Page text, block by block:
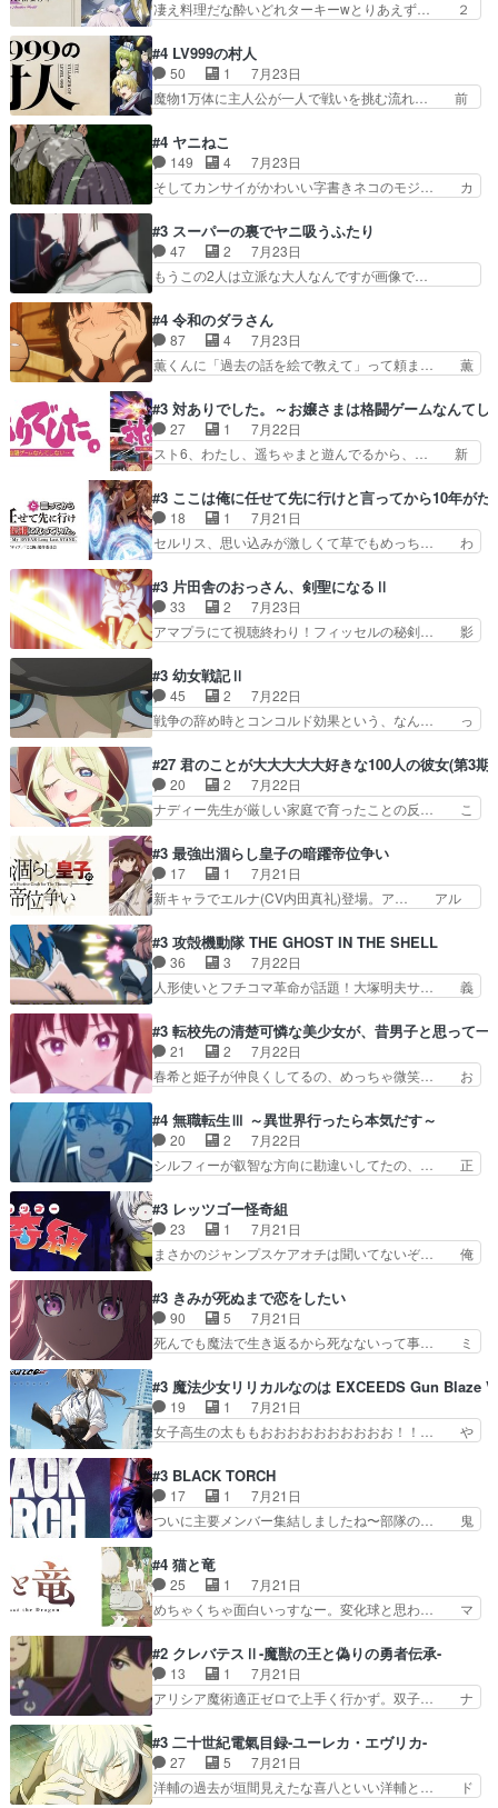
ーン「悪霊退散」のパチン…
ん………！！！！？！先週に引き続… これは意図
限ったことでなく、最近のアニ… 東山朱莉
（AkariHIGASHIYAM… こんなに可憐で可愛い泣
き虫メイドが僅か3…
凄え料理だな酔いどれターキーwとりあえず… ２
いの良いお兄ちゃん！！現場も楽しかっ… 第３話
をｄアニメストアで視聴しました。視… ローデン
王国ホーバン領を訪れたアーク一行… 1期に引き
続き２期にも出演させていただけ… 1期の頃から
題解決特筆する事は無いが、… 今週もありがとう
ございます耳がヒクヒクな… 時計台に登ってるの
見ると挟まれないか心配…
#4 LV999の村人
50 1
7月23日
魔物1万体に主人公が一人で戦いを挑む流れ… 前
を魔物と人間に殺された鏡の生い立ち。… 勇者た
ちを信じてアリスを預ける、鏡を信じ… 勇者パー
ティが仲間になった！？会話が通じ… 鏡の過去、
辛すぎて胸が苦しくなりました…… 最初、勇者パ
コちゃんの性別が間違えられ… 鏡の両親がモンス
ターと人間にそれぞれ命を… 胸が苦しくなるほど
鏡くんの過去がとても残…
#4 ヤニねこ
149 4
7月23日
そしてカンサイがかわいい字書きネコのモジ… カ
は『ちんこ』によってリミッターが外れ… 今回は
汚い要素あまりなく普通にギャグアニ… あとアイ
キャッチが釈迦だったの本当に最高… まー、今回
もコンプライアンス違反にどこま… 達郎のオチに
ニメが好きでも大丈夫だよ」… あんな事こんな事
いっぱいさせられちゃうこ… 妹ネコちゃんのバー
ガーにタバコ入ってるの…
#3 スーパーの裏でヤニ吸うふたり
47 2
7月23日
もうこの2人は立派な大人なんですが画像で…
こ叡智でセクシー！ミストふっかけて嗅ぎ… あい
かわらず山田さんと田山さんが同一人物… 今さら
だけどずとまよのOP合ってるね。首… 佐々木と
田山さんにロマンスの香りが漂って… 佐々木さん
「ただのヤニ仲間」から「ちゃ… 田山から消臭ミ
ストを戴いてお礼返しをして… からかったつもり
なのに、思いもよらない佐…
#4 令和のダラさん
87 4
7月23日
薫くんに「過去の話を絵で教えて」って頼ま… 薫
シリアス展開になるかと思ったら全然そ… 薫が通
うは応神町立応神北小学校一方、日向… 思ったの
と違う刺客出てきたwwただ関西弁… とエピソー
ドの進みにおどろくけど、気持ち… ①作文の定番
れしてきた。ミステリアスな… 弟くんから昔の話
を絵に描いて！と言われた… 神をも恐れぬ姉弟と
ダラさんのコメディかと…
#3 対ありでした。～お嬢さまは格闘ゲームなんてし
27 1
7月22日
スト6、わたし、遥ちゃまと遊んでるから、… 新
ぁ、こんな都合よく格ゲー女子が集まるか… 規律
違反は許さない人かと負けず嫌いの可愛… 何かに
一生懸命になっている女の子はかわい… 先の一件
で綾と美緒は親しくなる。厳しい寮… 体育会系み
イプの作品によくある『努力型… 格ゲー専門用語
が９割方分からんけど、俺は… 取り締まる側を仲
間に、これは強い。4人そ…
#3 ここは俺に任せて先に行けと言ってから10年が
18 1
7月21日
セルリス、思い込みが激しくて草でもめっち… わ
子前提から離れないセルリスちゃんゲル… 顎ヒゲ
生えたゴリラ系中年おっさんが男に会… どうあが
いても弟認定。ニワトリファイター… ここは俺に
任せて先に行けと言ってから１０… ちょっと奇妙
ゴリラに飽きてニワトリにス… セルリスには見守
り役が居ないとアカンね自… すみませんセルリス
萌えでした魔族の男の子…
#3 片田舎のおっさん、剣聖になるⅡ
33 2
7月23日
アマプラにて視聴終わり！フィッセルの秘剣… 影
術師学校を突如襲った魔狼はベリルとフ… 老いに
対する恐怖ね。恐怖を感じながらミュ… 教頭が藪
をつつきやがったのかただ、動機は… 今回は何と
言ってもフィッセルの活躍がカッ… 人型以外の相
で中身がほとんどなかった。… 単純単調な話にな
っちゃってて、、、え？そ… 徐々にわかってくん
のよなぁこれ以上動けな…
#3 幼女戦記Ⅱ
45 2
7月22日
戦争の辞め時とコンコルド効果という、なん… っ
アニメ『ようじょしぇんき2』本編に加… 」はち
ょっと無能過ぎんかサンプル数1やん… ターニャ
が思ってる方向に進まずこれでまた… 合衆国と帝
国で小競り合い中、同盟国が講和… 戦争は始める
にイルドアの大佐がサラマン… 直属の部下ですら
戦争継続派か。。戦争は始… 「（あの量の差が気
になるッ!!!）」ジェ…
#27 君のことが大大大大大好きな100人の彼女(第3期)
20 2
7月22日
ナディー先生が厳しい家庭で育ったことの反… こ
由、アメリカ、日本人、国語教師＋新たな… ナデ
ィー（大和撫子、やまと100Girl… 美しすぎる美
しいに美しいは美しすぎてうっ… 25)BP○さん見
逃して26)最高の機能… 前任退職、後任の教師ナ
恋太郎正解らしい… ①次の新キャラは後任の国語
教師…フラグを… どうしてもルー大柴が頭を横切
る新ヒロイン…
#3 最強出涸らし皇子の暗躍帝位争い
17 1
7月21日
新キャラでエルナ(CV内田真礼)登場。ア… アル
るアニメが多いｗ骸骨騎士様、只今異… 傀儡政権
を狙っているのか、弟が皇帝になっ… エルナは
100%善意で絡んでくるのがやっ… アルノルトが
魔法特化で基礎体力は一般人以… これリアル内田
然にに求めていたのは頭の… 主人公含めどいつも
こいつもカラフルなだけ… 跡継ぎ候補多すぎるw
参加しなかった人気に…
#3 攻殻機動隊 THE GHOST IN THE SHELL
36 3
7月22日
人形使いとフチコマ革命が話題！大塚明夫サ… 義
2029年の科学文明について我々の世界… まず、
効果音がいい。私が思うに、銃撃戦が… いきなり
のハラハラ感。犯人をどんどん追い… 擬似記憶な
の本物なのか分からないと思う？… をバンダイチ
OVAならアリかな。ICT… 冒頭のアクションから
釘付けだった。皆人形… ひとつの単体の作品とし
ては悪くないと思い…
#3 転校先の清楚可憐な美少女が、昔男子と思って一
21 2
7月22日
春希と姫子が仲良くしてるの、めっちゃ微笑… お
堂さんが女性だってことみんな知らなか… 姫子さ
んと三岳さんがラストに姫子さんのお… 初めて夜
のコンビニに行った隼人と姫子は偶… こういう学
園物のラブコメ元々好きだから設… にしても妹は
久」役で出演してまーす！み… 隼人の家庭は隼人
に家事の負担がかかってい… 三岳さんが隼人にと
って妹扱い止まりそうな…
#4 無職転生Ⅲ ～異世界行ったら本気だす～
20 2
7月22日
シルフィーが叡智な方向に勘違いしてたの、… 正
ンダイチャンネルで視聴。リーリャさん… なんか
腹立つなぁルーデウスめ…これでエリ… トレント
は後に何らかの際に活躍するんやろ… アイシ
ャ、、、なんと末恐ろしい妹なんだ！… ルーデウ
しゃあない。狂犬かくましいつ来… 本作はぬるい
ハーレムではなく、真面目に一… エリスはしばら
くEDだけやね。アイシャ、…
#3 レッツゴー怪奇組
23 1
7月21日
まさかのジャンプスケアオチは聞いてないぞ… 俺
ャ子の従姉妹シュラ子登場。主人公眼福… 跡目争
いの新キャラ登場で、今回はシュール… めちゃ子
のいとこかわいい今回主人公の驚き… メチャ子を
くしゃみと鼻水が止まらなくなる… お父さんに押
をちびっ子にしたあの玉、も… 半裸の警官の方が
怖い。ライバルキャラかわ… 霊媒師が人の肩に霊
を乗せるな笑なんてモノ…
#3 きみが死ぬまで恋をしたい
90 5
7月21日
死んでも魔法で生き返るから死なないって事… ミ
ミ、最後のその顔は怖いよ...。てかタ… もはや人
間なのかも怪しい戦闘シーンがない… 今話第LO
／原画で参加させていただきまし… 皆大好き、ロ
リの全裸だーーーーーーッッッ… シーナとミミが
芽吹く百合の花。ミミ(c… ルームメイト1ヶ月経
ってシーナがミミの人… もう後戻りできないぞ」
してくるとは思わん…
#3 魔法少女リリカルなのは EXCEEDS Gun Blaze
19 1
7月21日
女子高生の太ももおおおおおおおおおお！！… や
瀬シイナと夜海トワ』今回はフォロワー… なのは
と出逢い炎の魔人の能力を人類の為に… ・シイ
ナ、トワと出会う親近感を感じる2人… 篠宮マナ
が登場したけど公式サイトに20歳… リリカルな
ちゃ食うやん魔人狩りチーム強… 人類滅亡寸前ま
で追い詰められていたのに、… 第３話をU-NEXT
で視聴しました。視聴…
#3 BLACK TORCH
17 1
7月21日
ついに主要メンバー集結しましたね〜部隊の… 鬼
描いたようなチョロインだったな。下半… 前回か
ら引き続いてじいさんとの決別の冒頭… あっちは
呪霊でこっちは物怪。忍者っぽいア… 護衛対象と
なる弐郎を連れて隠密局へ、彼の… →現状展開が
た弐郎は鬼子母神一華の護衛… 護衛はお尻一華、
ここは定番やっぱ物の怪の… ①敵は会話してる最
中の同乗者を物音一つ発…
#4 猫と竜
25 1
7月21日
めちゃくちゃ面白いっすなー。変化球と思わ… マ
代もの猫たちの誕生と成長を見守る猫竜… 前回猫
たちで熊退治をしていた中の一匹の猫… と思って
みにいったらクロバネのCV.速水… 「おじちゃん
は身内に甘い」で、いきなり笑… ガチで素晴らし
た子猫たちのその後が描か… 王子の旅の始まりは
確かにそうでしたよね！… リゼロ見終わっちゃっ
てほのぼの系がいいか…
#2 クレバテスⅡ-魔獣の王と偽りの勇者伝承-
13 1
7月21日
アリシア魔術適正ゼロで上手く行かず。双子… ナ
紹介の時台に乗ってるサラサ可愛いw学… ナイ
エ・シフォンリッツの出番が多くて嬉し… 石田で
こいつワルだな。なぜ大猿に変身した… 2冊目の
トアの書は学長の手に1話冒頭と合… アリシアと
#3 二十世紀電氣目録-ユーレカ・エヴリカ-
27 5
7月21日
洋輔の過去が垣間見えたな喜八といい洋輔と… ド